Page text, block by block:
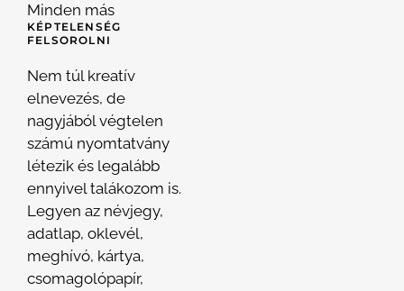
Minden más
KÉPTELENSÉG
FELSOROLNI
Nem túl kreatív
elnevezés, de
nagyjából végtelen
számú nyomtatvány
létezik és legalább
ennyivel talákozom is.
Legyen az névjegy,
adatlap, oklevél,
meghívó, kártya,
csomagolópapír,